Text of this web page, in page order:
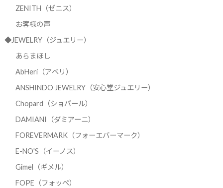
ZENITH（ゼニス）
お客様の声
◆JEWELRY（ジュエリー）
あらまほし
AbHeri（アベリ）
ANSHINDO JEWELRY（安心堂ジュエリー）
Chopard（ショパール）
DAMIANI（ダミアーニ）
FOREVERMARK（フォーエバーマーク）
E-NO'S（イーノス）
Gimel（ギメル）
FOPE（フォッペ）